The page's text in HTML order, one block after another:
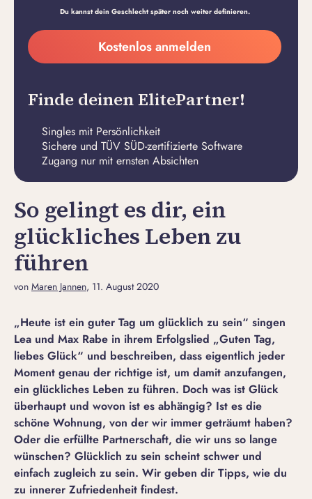
Du kannst dein Geschlecht später noch weiter definieren.
Meine
E-
Adresse
erstellen
Kostenlos anmelden
Finde deinen ElitePartner!
Singles mit Persönlichkeit
Sichere und TÜV SÜD-zertifizierte Software
Zugang nur mit ernsten Absichten
So gelingt es dir, ein
glückliches Leben zu
führen
von Maren Jannen, 11. August 2020
„Heute ist ein guter Tag um glücklich zu sein“ singen
Lea und Max Rabe in ihrem Erfolgslied „Guten Tag,
liebes Glück“ und beschreiben, dass eigentlich jeder
Moment genau der richtige ist, um damit anzufangen,
ein glückliches Leben zu führen. Doch was ist Glück
überhaupt und wovon ist es abhängig? Ist es die
schöne Wohnung, von der wir immer geträumt haben?
Oder die erfüllte Partnerschaft, die wir uns so lange
wünschen? Glücklich zu sein scheint schwer und
einfach zugleich zu sein. Wir geben dir Tipps, wie du
zu innerer Zufriedenheit findest.